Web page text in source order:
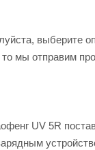
выберите
мы отправим
UV 5R